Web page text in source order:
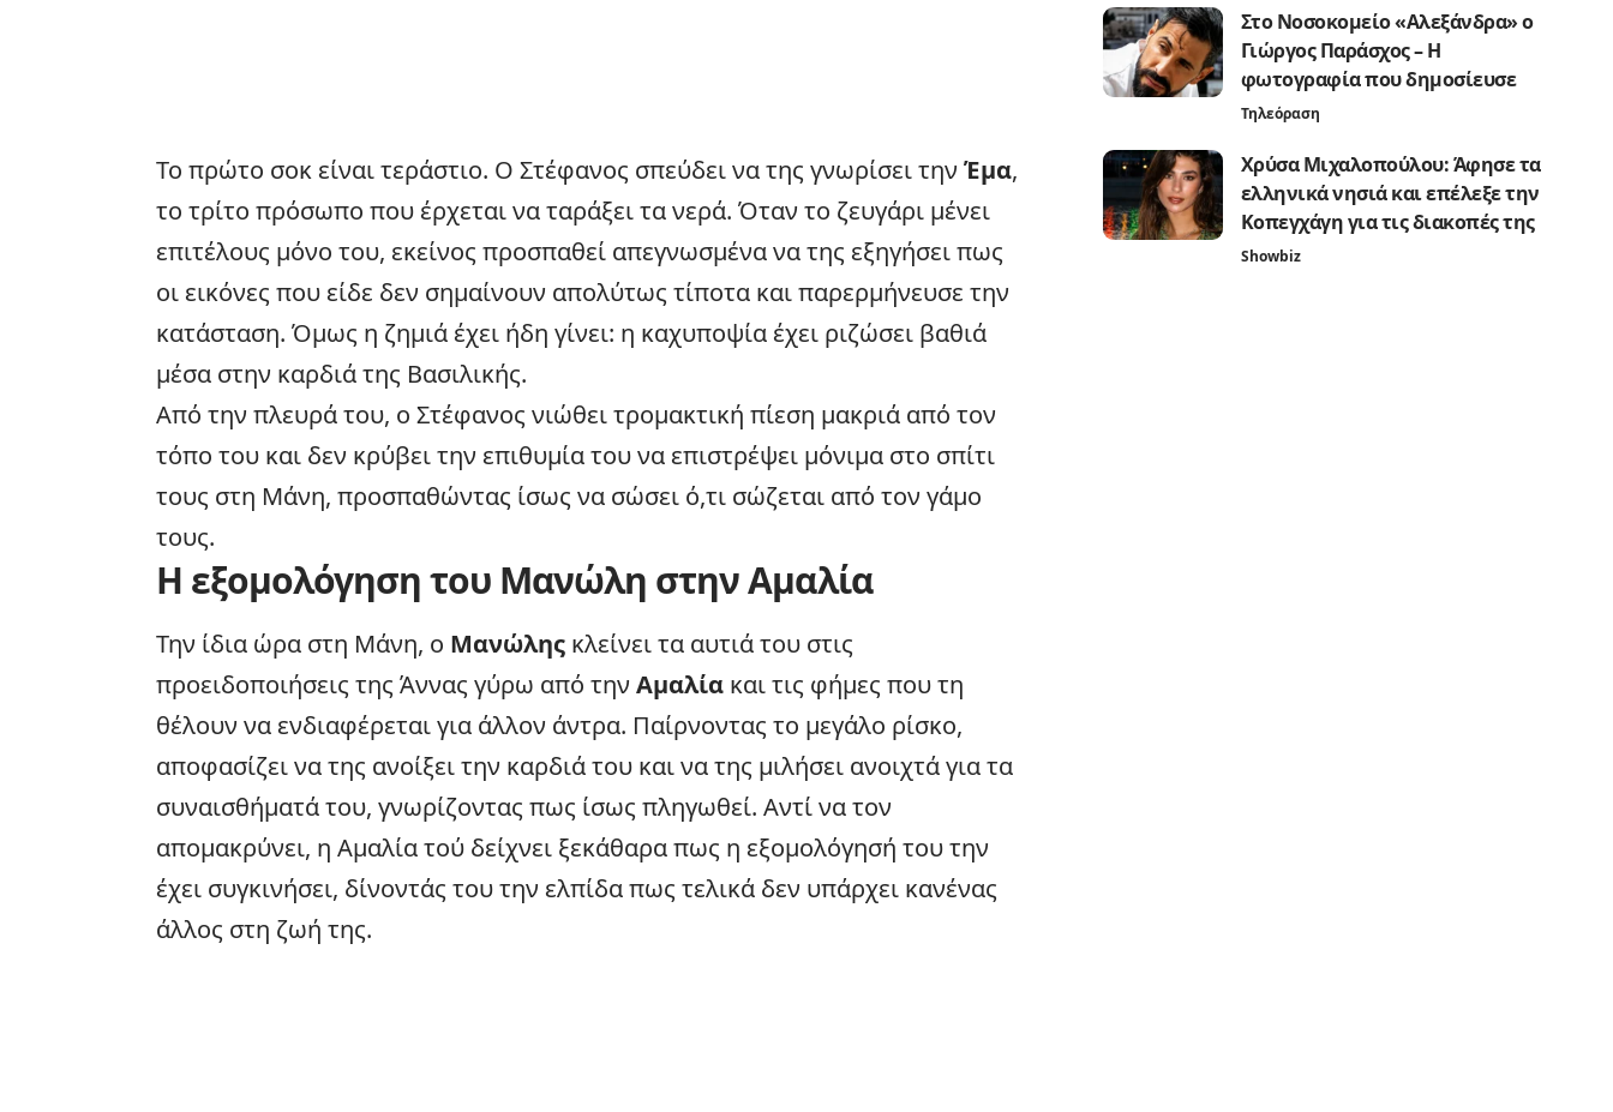
Το πρώτο σοκ είναι τεράστιο. Ο Στέφανος σπεύδει να της γνωρίσει την Έμα,
το τρίτο πρόσωπο που έρχεται να ταράξει τα νερά. Όταν το ζευγάρι μένει
επιτέλους μόνο του, εκείνος προσπαθεί απεγνωσμένα να της εξηγήσει πως
οι εικόνες που είδε δεν σημαίνουν απολύτως τίποτα και παρερμήνευσε την
κατάσταση. Όμως η ζημιά έχει ήδη γίνει: η καχυποψία έχει ριζώσει βαθιά
μέσα στην καρδιά της Βασιλικής.
Από την πλευρά του, ο Στέφανος νιώθει τρομακτική πίεση μακριά από τον
τόπο του και δεν κρύβει την επιθυμία του να επιστρέψει μόνιμα στο σπίτι
τους στη Μάνη, προσπαθώντας ίσως να σώσει ό,τι σώζεται από τον γάμο
τους.
Η εξομολόγηση του Μανώλη στην Αμαλία
Την ίδια ώρα στη Μάνη, ο Μανώλης κλείνει τα αυτιά του στις
προειδοποιήσεις της Άννας γύρω από την Αμαλία και τις φήμες που τη
θέλουν να ενδιαφέρεται για άλλον άντρα. Παίρνοντας το μεγάλο ρίσκο,
αποφασίζει να της ανοίξει την καρδιά του και να της μιλήσει ανοιχτά για τα
συναισθήματά του, γνωρίζοντας πως ίσως πληγωθεί. Αντί να τον
απομακρύνει, η Αμαλία τού δείχνει ξεκάθαρα πως η εξομολόγησή του την
έχει συγκινήσει, δίνοντάς του την ελπίδα πως τελικά δεν υπάρχει κανένας
άλλος στη ζωή της.
Στο Νοσοκομείο «Αλεξάνδρα» ο
Γιώργος Παράσχος – Η
φωτογραφία που δημοσίευσε
Τηλεόραση
Χρύσα Μιχαλοπούλου: Άφησε τα
ελληνικά νησιά και επέλεξε την
Κοπεγχάγη για τις διακοπές της
Showbiz